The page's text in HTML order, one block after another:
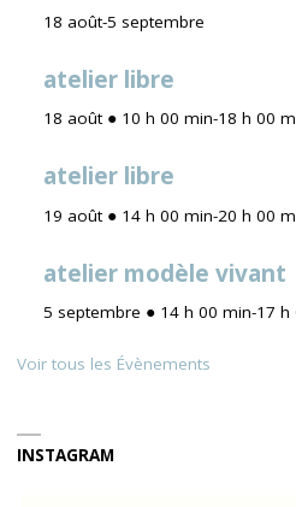
18 août-5 septembre
atelier libre
18 août ● 10 h 00 min-18 h 00
atelier libre
19 août ● 14 h 00 min-20 h 00
atelier modèle vivant
5 septembre ● 14 h 00 min-17 h
Voir tous les Évènements
INSTAGRAM